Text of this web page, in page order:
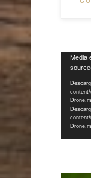
vídeo
Media
content/
content/